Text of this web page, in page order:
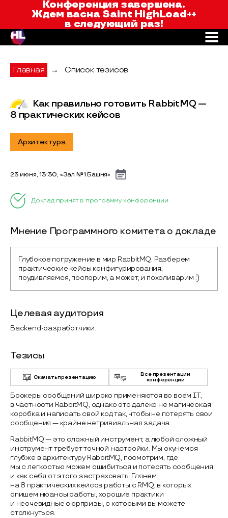
Saint HighLoad++Конференция завершена.
Ждем васна Saint HighLoad++
в следующий раз!
Главная → Список тезисов
Как правильно готовить RabbitMQ —
8 практических кейсов
Архитектура
23 июня, 13:30, «Зал №1 Башня»
Доклад принят в программу конференции
Мнение Программного комитета о докладе
Глубокое погружение в мир RabbitMQ. Разберем
практические кейсы конфигурирования,
поудивляемся, поспорим, а может, и похоливарим :)
Целевая аудитория
Backend-разработчики.
Тезисы
Скачать презентацию
Все презентации
конференции
Брокеры сообщений широко применяются во всем IT,
в частности RabbitMQ, однако это далеко не магическая
коробка и написать свой код так, чтобы не потерять свои
сообщения — крайне нетривиальная задача.
RabbitMQ — это сложный инструмент, а любой сложный
инструмент требует точной настройки. Мы окунемся
глубже в архитектуру RabbitMQ, посмотрим, где
мы с легкостью можем ошибиться и потерять сообщения
и как себя от этого застраховать. Глянем
на 8 практических кейсов работы с RMQ, в которых
опишем нюансы работы, хорошие практики
и неочевидные сюрпризы, с которыми вы можете
столкнуться.